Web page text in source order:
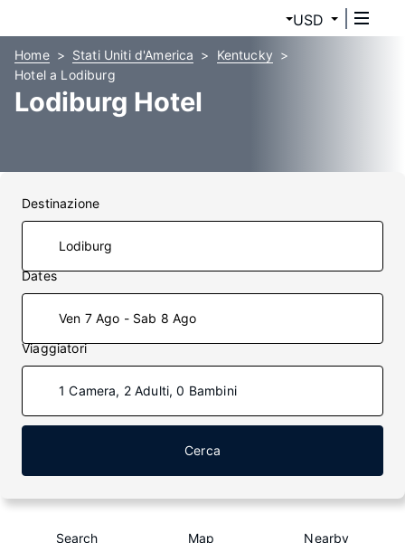
USD
Home Stati Uniti d'America
Kentucky
Hotel a Lodiburg
Lodiburg Hotel
Destinazione
Dates
Ven 7 Ago - Sab 8 Ago
Viaggiatori
1 Camera, 2 Adulti, 0 Bambini
Cerca
Search Map Nearby